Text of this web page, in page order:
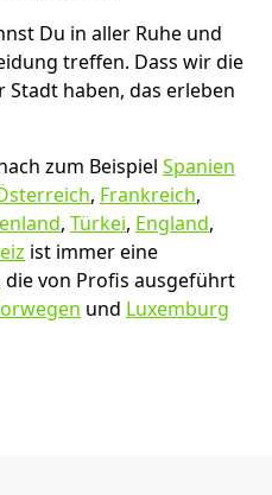
Du in aller Ruhe und
treffen. Dass wir die
haben, das erleben
zum Beispiel Spanien
, Frankreich,
, Türkei, England,
ist immer eine
von Profis ausgeführt
und Luxemburg